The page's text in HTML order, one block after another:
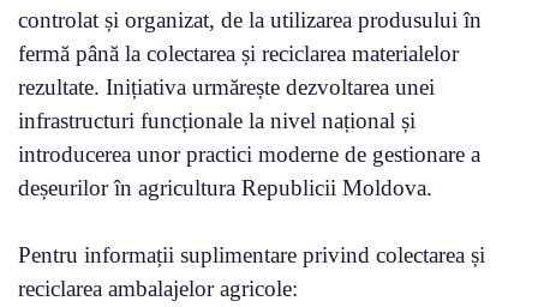
controlat și organizat, de la utilizarea produsului în
fermă până la colectarea și reciclarea materialelor
rezultate. Inițiativa urmărește dezvoltarea unei
infrastructuri funcționale la nivel național și
introducerea unor practici moderne de gestionare a
deșeurilor în agricultura Republicii Moldova.
Pentru informații suplimentare privind colectarea și
reciclarea ambalajelor agricole: